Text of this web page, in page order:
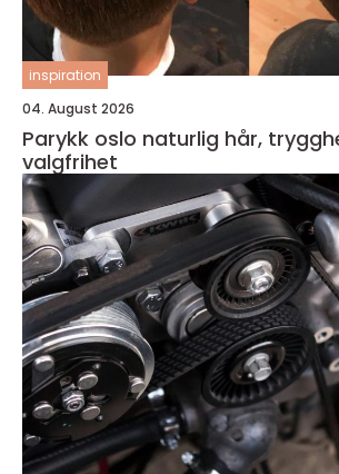
inspiration
04. August 2026
Parykk oslo naturlig hår, trygghet og
valgfrihet